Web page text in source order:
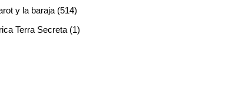
y la baraja (514)
Terra Secreta (1)